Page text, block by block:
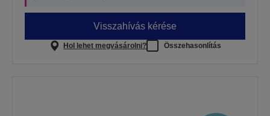
Visszahívás kérése
Hol lehet megvásárolni? Összehasonlítás